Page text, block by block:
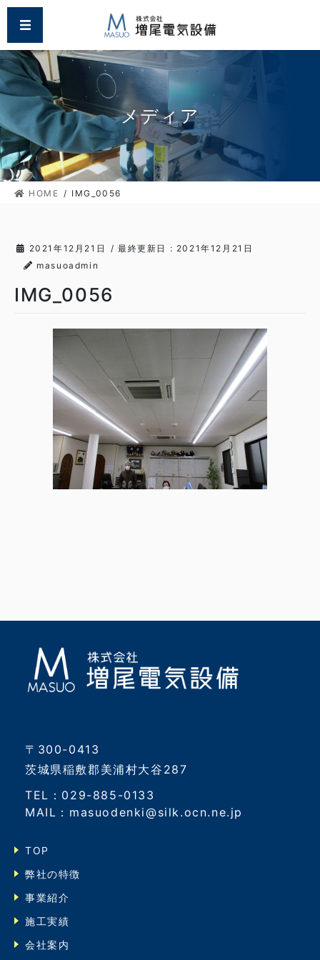
コ
テ
ン
ツ
に
動
ナ
ゲ
ー
シ
ョ
に
移
動
メディア
HOME IMG_0056
2021年12月21日 / 最終更新日 : 2021年12月21日
masuoadmin
IMG_0056
〒300-0413
茨城県稲敷郡美浦村大谷287
TEL：029-885-0133
MAIL：masuodenki@silk.ocn.ne.jp
TOP
弊社の特徴
事業紹介
施工実績
会社案内